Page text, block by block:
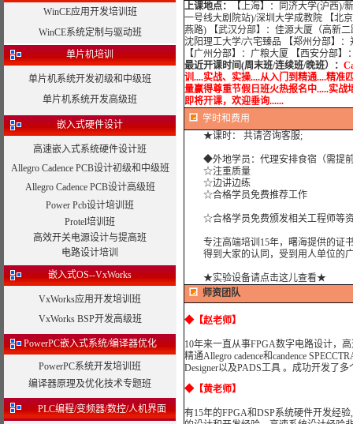
WinCE应用开发培训班
WinCE系统定制与驱动班
单片机培训
单片机系统开发初级和中级班
单片机系统开发高级班
嵌入式硬件设计
高速嵌入式系统硬件设计班
Allegro Cadence PCB设计初级和中级班
Allegro Cadence PCB设计高级班
Power Pcb设计培训班
Protel培训班
高效开关电源设计与提高班
电路设计培训
嵌入式OS--VxWorks
VxWorks应用开发培训班
VxWorks BSP开发高级班
PowerPC嵌入式系统/编译器优化
PowerPC系统开发培训班
编译器原理及优化技术专题班
PLC编程/变频器/数控/人机界面
上课地点：
【上海】：同济大学(沪西)/
一号线大剧院站)/深圳大学成教院 【北
燕路) 【武汉分部】：佳源大厦（高新
沈阳理工大学/六宅臻品 【郑州分部】
【广州分部】：广粮大厦 【西安分部】
最近开课时间(周末班/连续班/晚班）：
训....实战、实操....从入门到精通....精准
量赢得尊重节假日班火热报名中.....实战
即将开课，欢迎垂询......
学时和费用
★课时： 共请咨询客服;
◆外地学员：代理安排食宿（需提
☆注重质量
☆边讲边练
☆合格学员免费推荐工作
☆合格学员免费颁发相关工程师等资
专注高端培训15年，曙海提供的证
得到大家的认同，受到用人单位的
★实验设备请点击这儿查看★
师资团队
◆【赵老师】
10年来一直从事FPGA数字电路设计，
精通Allegro cadence和candence
Designer以及PADS工具 。成功开发了
◆【黄老师】
有15年的FPGA和DSP系统硬件开发经